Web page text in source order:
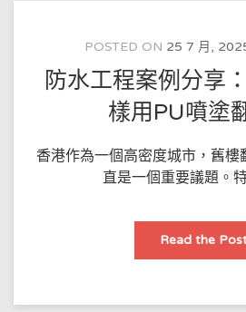
POSTED ON 25 7 月,
防水工程案例分享
樣用PU噴塗
香港作為一個高密度城市，舊樓
直是一個重要議題。
Read the